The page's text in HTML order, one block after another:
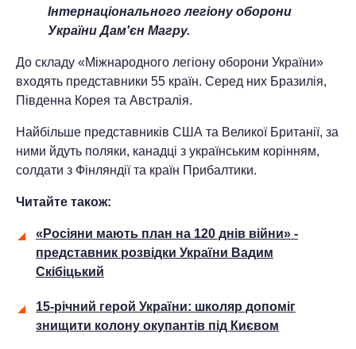
Інтернаціонального легіону оборони
України Дам'єн Магру.
До складу «Міжнародного легіону оборони України»
входять представники 55 країн. Серед них Бразилія,
Південна Корея та Австралія.
Найбільше представників США та Великої Британії, за
ними йдуть поляки, канадці з українським корінням,
солдати з Фінляндії та країн Прибалтики.
Читайте також:
«Росіяни мають план на 120 днів війни» -
представник розвідки України Вадим
Скібіцький
15-річний герой України: школяр допоміг
знищити колону окупантів під Києвом